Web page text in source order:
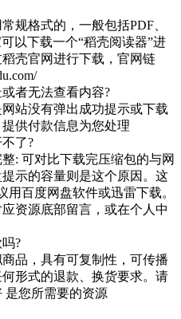
规格式的，一般包括PDF、
以下载一个“稻壳阅读器”进
壳官网进行下载，官网链
者无法查看内容?
站没有弹出成功提示或下载
供付款信息为您处理
了?
: 可对比下载完压缩包的与网
示的容量则是这个原因。这
用百度网盘软件或迅雷下载。
资源底部留言，或在个人中
?
品，具有可复制性，可传播
形式的退款、换货要求。请
是您所需要的资源